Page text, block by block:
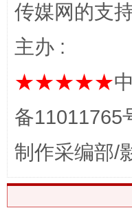
这是一记
传媒网的支
主办 :
★★★★★
备11011765
制作采编部/